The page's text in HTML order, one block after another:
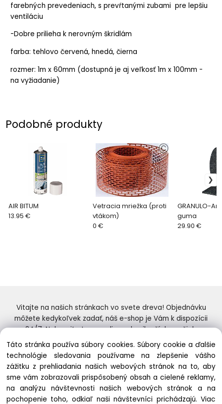
farebných prevedeniach, s prevŕtanými zubami pre lepšiu
ventiláciu
-Dobre prilieha k nerovným škridlám
farba: tehlovo červená, hnedá, čierna
rozmer: 1m x 60mm (dostupná je aj veľkosť 1m x 100mm -
na vyžiadanie)
Podobné produkty
AIR BITUM
13.95 €
Vetracia mriežka (proti
vtákom)
0 €
GRANULO-
guma
29.90 €
Vitajte na našich stránkach vo svete dreva! Objednávku
môžete kedykoľvek zadať, náš e-shop je Vám k dispozícii
24/7. Nakupujte tovar online od najlepších značiek.
Skvelý výber a ceny. Tiež si nenechajte ujsť naše
prebiehajúce ponuky! Prajeme Vám príjemné nakupovanie.
Táto stránka používa súbory cookies. Súbory cookie a ďalšie
technológie sledovania používame na zlepšenie vášho
zážitku z prehliadania našich webových stránok na to, aby
sme vám zobrazovali prispôsobený obsah a cielené reklamy,
na analýzu návštevnosti našich webových stránok a na
pochopenie toho, odkiaľ naši návštevníci prichádzajú.Viac